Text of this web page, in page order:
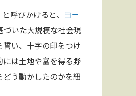
呼びかけると、 ヨー
づいた大規模な社会現
い、十字の印をつけ
は土地や富を得る野
どう動かしたのかを紐